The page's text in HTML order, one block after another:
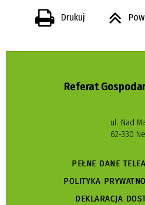
Drukuj
Referat
ul. Nad
62-330
PEŁNE DANE
POLITYKA
DEKLARACJA